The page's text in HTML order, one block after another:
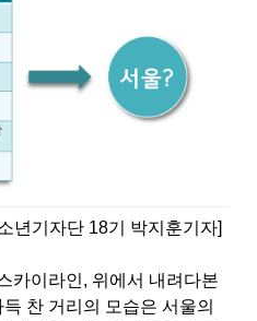
년기자단 18기 박지훈기자]
카이라인, 위에서 내려다본
찬 거리의 모습은 서울의